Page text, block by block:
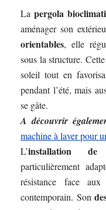
Lapergola
aménager son
orientables, elle
sous la structure.
soleil tout en
pendant l’été, mais
se gâte.
A découvrir
machine à laver pour
L’installation de
particulièrement
résistance face
contemporain. Son